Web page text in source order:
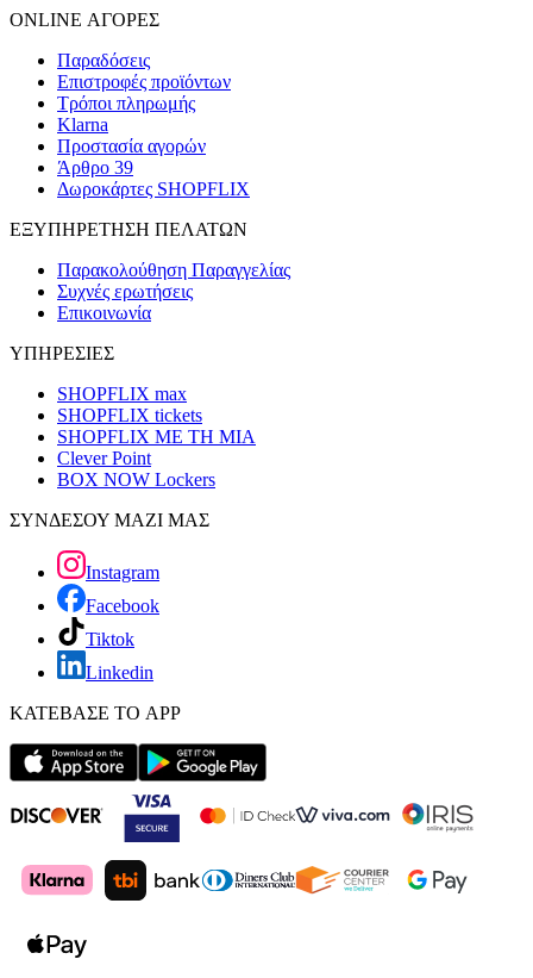
ONLINE ΑΓΟΡΕΣ
Παραδόσεις
Επιστροφές προϊόντων
Τρόποι πληρωμής
Klarna
Προστασία αγορών
Άρθρο 39
Δωροκάρτες SHOPFLIX
ΕΞΥΠΗΡΕΤΗΣΗ ΠΕΛΑΤΩΝ
Παρακολούθηση Παραγγελίας
Συχνές ερωτήσεις
Επικοινωνία
ΥΠΗΡΕΣΙΕΣ
SHOPFLIX max
SHOPFLIX tickets
SHOPFLIX ΜΕ ΤΗ ΜΙΑ
Clever Point
BOX NOW Lockers
ΣΥΝΔΕΣΟΥ ΜΑΖΙ ΜΑΣ
Instagram
Facebook
Tiktok
Linkedin
ΚΑΤΕΒΑΣΕ ΤΟ APP